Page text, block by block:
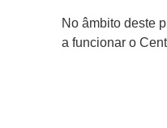
No âmbito deste
a funcionar o